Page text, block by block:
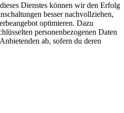
Dienstes können wir den Erfolg
besser nachvollziehen,
optimieren. Dazu
personenbezogenen Daten
ab, sofern du deren